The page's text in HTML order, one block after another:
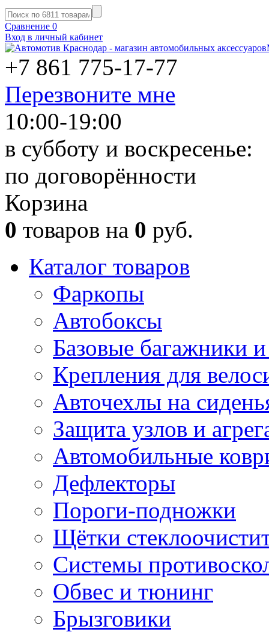
Сравнение 0
Вход в личный кабинет
+7 861 775-17-77
Перезвоните мне
10:00-19:00
в субботу и воскресенье:
по договорённости
Корзина
0 товаров на 0 руб.
Каталог товаров
Фаркопы
Автобоксы
Базовые багажники
Крепления для
Авточехлы на
Защита узлов и
Автомобильные
Дефлекторы
Пороги-подножки
Щётки
Системы
Обвес и тюнинг
Брызговики